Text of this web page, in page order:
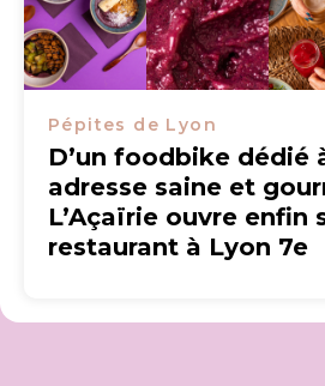
Pépites de Lyon
D’un foodbike dédié
adresse saine et
L’Açaïrie ouvre enfin
restaurant à Lyon 7e